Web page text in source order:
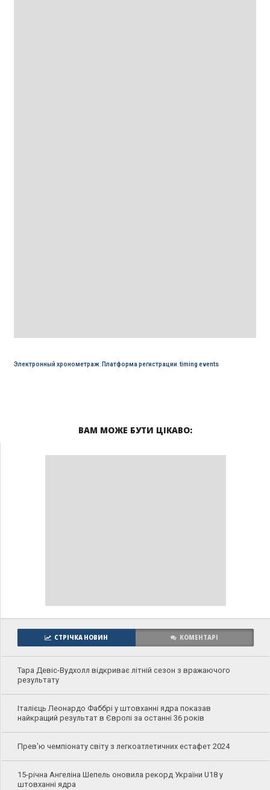
Электронный хронометраж, Платформа регистрации,timing events
ВАМ МОЖЕ БУТИ ЦІКАВО:
СТРІЧКА НОВИН КОМЕНТАРІ
Тара Девіс-Вудхолл відкриває літній сезон з вражаючого
результату
Італієць Леонардо Фаббрі у штовханні ядра показав
найкращий результат в Європі за останні 36 років
Прев'ю чемпіонату світу з легкоатлетичних естафет 2024
15-річна Ангеліна Шепель оновила рекорд України U18 у
штовханні ядра